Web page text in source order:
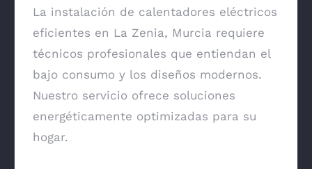
La instalación de calentadores eléctricos
eficientes en La Zenia, Murcia requiere
técnicos profesionales que entiendan el
bajo consumo y los diseños modernos.
Nuestro servicio ofrece soluciones
energéticamente optimizadas para su
hogar.